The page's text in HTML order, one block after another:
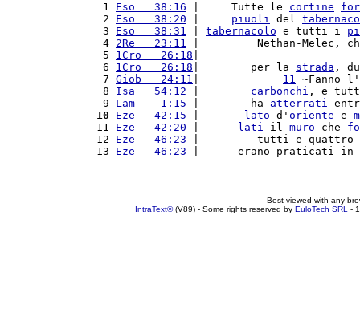
1 Eso   38:16 |     Tutte le cortine
2 Eso   38:20 piuoli del
3 Eso   38:31 tabernacolo e tutti i
4 2Re   23:11 |         Nethan-Melec,
5 1Cro   26:18
6 1Cro   26:18 |        per la strada ,
7 Giob   24:11 11 ~Fanno l'
8 Isa   54:12 carbonchi , e
9 Lam    1:15 |        ha atterrati
10
Eze   42:15 lato d' oriente e
11 Eze   42:20 lati il muro che
12 Eze   46:23 |         tutti e quattro
13 Eze   46:23 |      erano praticati in
Best viewed with any
IntraText®(V89) - Some rights reserved by EuloTech SRL -